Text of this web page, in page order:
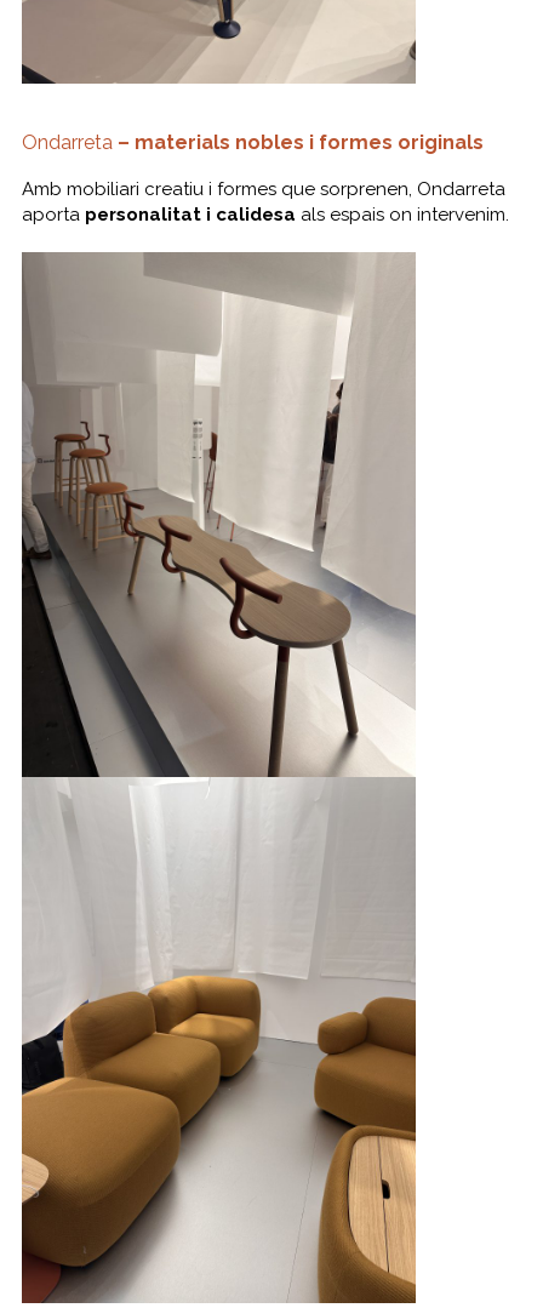
Ondarreta– materials nobles i formes originals
Amb mobiliari creatiu i formes que sorprenen, Ondarreta
aporta personalitat i calidesa als espais on intervenim.